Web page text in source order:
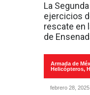
La
ejercicios
rescate en
de
Armada de
Helicópteros,
febrero 28, 2025